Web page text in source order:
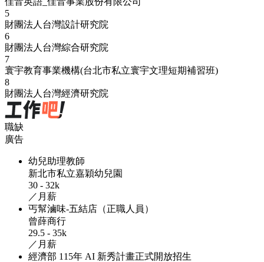
5
財團法人台灣設計研究院
6
財團法人台灣綜合研究院
7
寰宇教育事業機構(台北市私立寰宇文理短期補習班)
8
財團法人台灣經濟研究院
職缺
廣告
幼兒助理教師
新北市私立嘉穎幼兒園
30 - 32k
／月薪
丐幫滷味-五結店（正職人員）
曾薛商行
29.5 - 35k
／月薪
經濟部 115年 AI 新秀計畫正式開放招生